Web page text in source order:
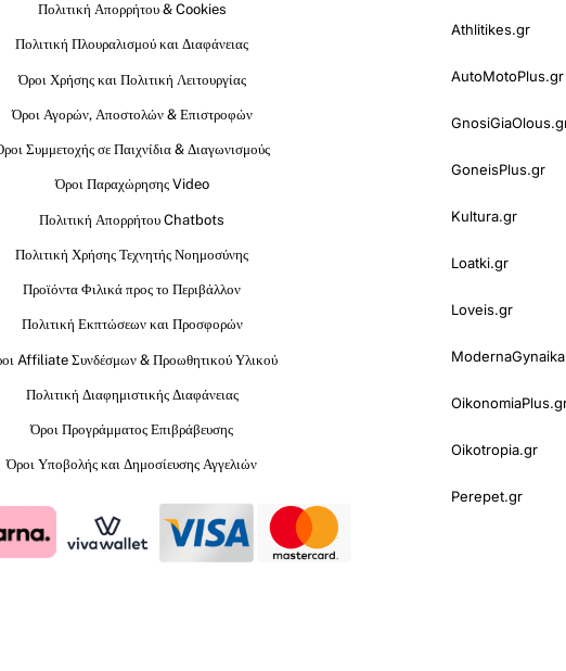
Πολιτική Απορρήτου & Cookies
Πολιτική Πλουραλισμού και Διαφάνειας
Όροι Χρήσης και Πολιτική Λειτουργίας
Όροι Αγορών, Αποστολών & Επιστροφών
Συμμετοχής σε Παιχνίδια & Διαγωνισμούς
Όροι Παραχώρησης Video
Πολιτική Απορρήτου Chatbots
Πολιτική Χρήσης Τεχνητής Νοημοσύνης
Προϊόντα Φιλικά προς το Περιβάλλον
Πολιτική Εκπτώσεων και Προσφορών
Affiliate Συνδέσμων & Προωθητικού Υλικού
Πολιτική Διαφημιστικής Διαφάνειας
Όροι Προγράμματος Επιβράβευσης
Όροι Υποβολής και Δημοσίευσης Αγγελιών
Athlitikes.gr
AutoMotoPlus.gr
GoneisPlus.gr
Kultura.gr
Loatki.gr
Loveis.gr
Oikotropia.gr
Perepet.gr